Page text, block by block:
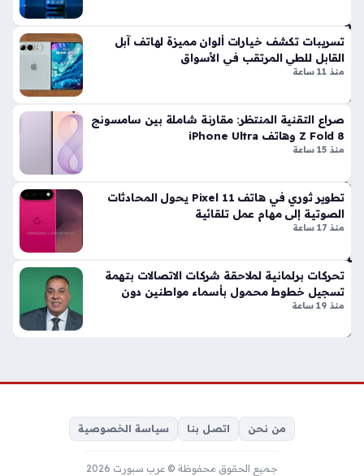
م
سا
فة
آلا
ف
الك
يلو
مت
ت
لإن
قاذ
ك
هات
ف
أثر
ي
تسريبات تكشف خيارات ألوان مميزة لهاتف آبل
القابل للطي المرتقب في الأسواق
منذ 11 ساعة
صراع التقنية المنتظر: مقارنة شاملة بين سامسونج
Z Fold 8 وهاتف iPhone Ultra
منذ 15 ساعة
تطوير ثوري في هاتف Pixel 11 يحول المحادثات
الصوتية إلى مهام عمل تلقائية
منذ 17 ساعة
تحركات برلمانية لملاحقة شركات الاتصالات بتهمة
تسجيل خطوط محمول بأسماء مواطنين دون
علمهم
منذ 19 ساعة
من نحن اتصل بنا سياسة الخصوصية
جميع الحقوق محفوظة © عرب سبورت 2026